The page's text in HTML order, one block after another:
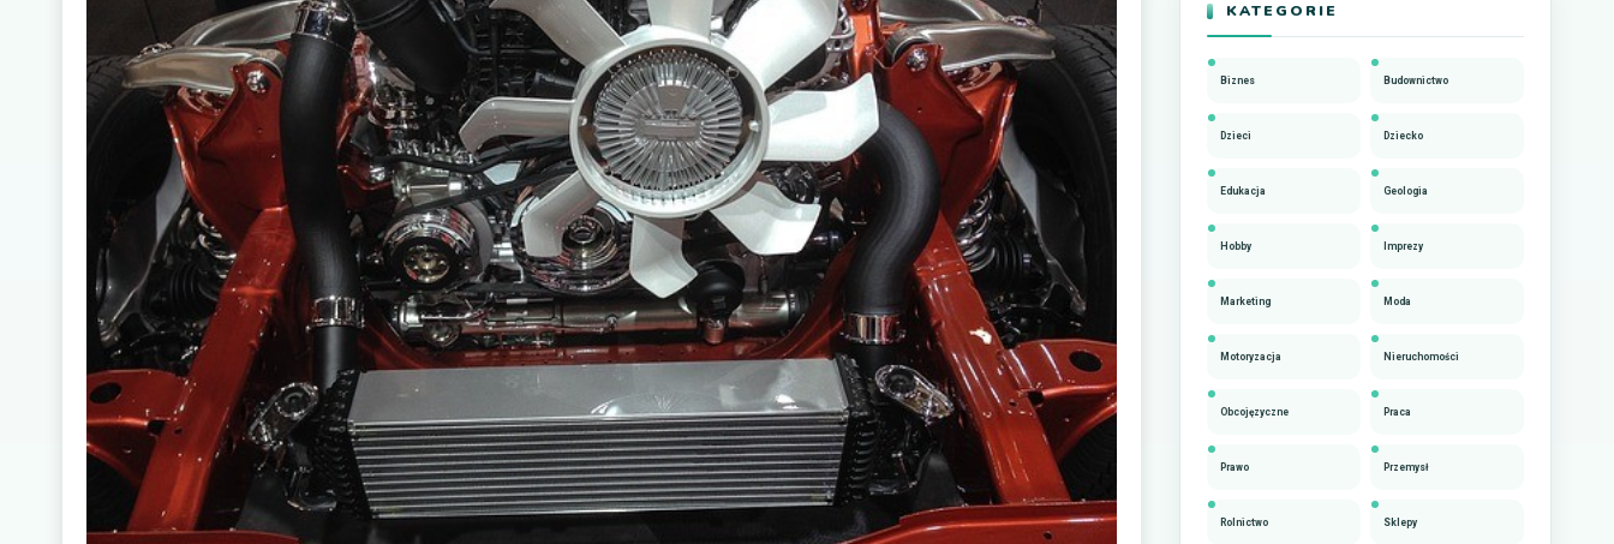
KATEGORIE
Biznes Budownictwo
Dzieci Dziecko
Edukacja Geologia
Hobby Imprezy
Marketing Moda
Motoryzacja Nieruchomości
Obcojęzyczne Praca
Prawo Przemysł
Rolnictwo Sklepy